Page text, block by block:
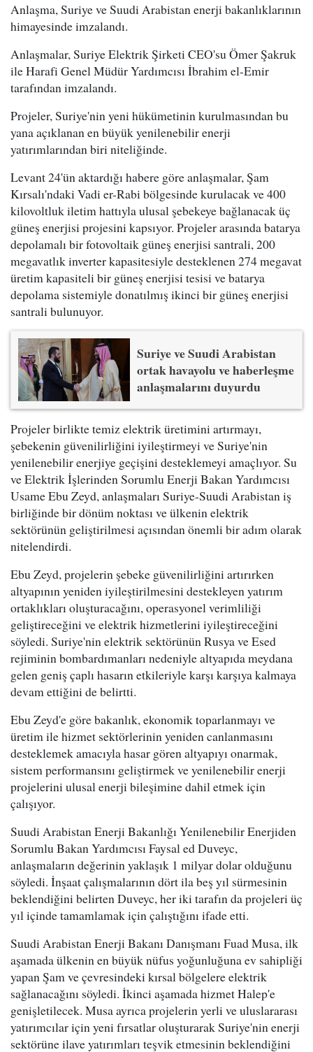
Anlaşma, Suriye ve Suudi Arabistan enerji bakanlıklarının
himayesinde imzalandı.
Anlaşmalar, Suriye Elektrik Şirketi CEO'su Ömer Şakruk
ile Harafi Genel Müdür Yardımcısı İbrahim el-Emir
tarafından imzalandı.
Projeler, Suriye'nin yeni hükümetinin kurulmasından bu
yana açıklanan en büyük yenilenebilir enerji
yatırımlarından biri niteliğinde.
Levant 24'ün aktardığı habere göre anlaşmalar, Şam
Kırsalı'ndaki Vadi er-Rabi bölgesinde kurulacak ve 400
kilovoltluk iletim hattıyla ulusal şebekeye bağlanacak üç
güneş enerjisi projesini kapsıyor. Projeler arasında batarya
depolamalı bir fotovoltaik güneş enerjisi santrali, 200
megavatlık inverter kapasitesiyle desteklenen 274 megavat
üretim kapasiteli bir güneş enerjisi tesisi ve batarya
depolama sistemiyle donatılmış ikinci bir güneş enerjisi
santrali bulunuyor.
Suriye ve Suudi Arabistan
ortak havayolu ve haberleşme
anlaşmalarını duyurdu
Projeler birlikte temiz elektrik üretimini artırmayı,
şebekenin güvenilirliğini iyileştirmeyi ve Suriye'nin
yenilenebilir enerjiye geçişini desteklemeyi amaçlıyor. Su
ve Elektrik İşlerinden Sorumlu Enerji Bakan Yardımcısı
Usame Ebu Zeyd, anlaşmaları Suriye-Suudi Arabistan iş
birliğinde bir dönüm noktası ve ülkenin elektrik
sektörünün geliştirilmesi açısından önemli bir adım olarak
nitelendirdi.
Ebu Zeyd, projelerin şebeke güvenilirliğini artırırken
altyapının yeniden iyileştirilmesini destekleyen yatırım
ortaklıkları oluşturacağını, operasyonel verimliliği
geliştireceğini ve elektrik hizmetlerini iyileştireceğini
söyledi. Suriye'nin elektrik sektörünün Rusya ve Esed
rejiminin bombardımanları nedeniyle altyapıda meydana
gelen geniş çaplı hasarın etkileriyle karşı karşıya kalmaya
devam ettiğini de belirtti.
Ebu Zeyd'e göre bakanlık, ekonomik toparlanmayı ve
üretim ile hizmet sektörlerinin yeniden canlanmasını
desteklemek amacıyla hasar gören altyapıyı onarmak,
sistem performansını geliştirmek ve yenilenebilir enerji
projelerini ulusal enerji bileşimine dahil etmek için
çalışıyor.
Suudi Arabistan Enerji Bakanlığı Yenilenebilir Enerjiden
Sorumlu Bakan Yardımcısı Faysal ed Duveyc,
anlaşmaların değerinin yaklaşık 1 milyar dolar olduğunu
söyledi. İnşaat çalışmalarının dört ila beş yıl sürmesinin
beklendiğini belirten Duveyc, her iki tarafın da projeleri üç
yıl içinde tamamlamak için çalıştığını ifade etti.
Suudi Arabistan Enerji Bakanı Danışmanı Fuad Musa, ilk
aşamada ülkenin en büyük nüfus yoğunluğuna ev sahipliği
yapan Şam ve çevresindeki kırsal bölgelere elektrik
sağlanacağını söyledi. İkinci aşamada hizmet Halep'e
genişletilecek. Musa ayrıca projelerin yerli ve uluslararası
yatırımcılar için yeni fırsatlar oluşturarak Suriye'nin enerji
sektörüne ilave yatırımları teşvik etmesinin beklendiğini